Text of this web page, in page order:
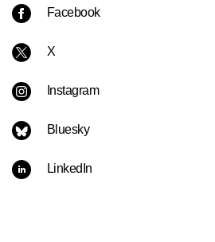
Facebook
X
Instagram
Bluesky
LinkedIn